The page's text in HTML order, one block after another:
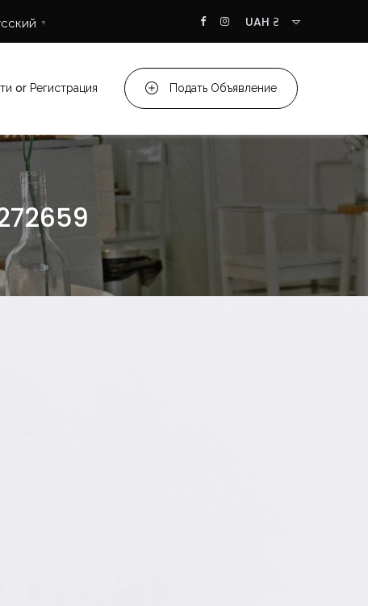
▼ UAH ₴
or Регистрация Подать Объявление